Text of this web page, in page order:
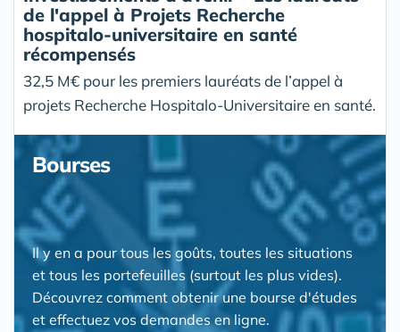
de l'appel à Projets Recherche
hospitalo-universitaire en santé
récompensés
32,5 M€ pour les premiers lauréats de l’appel à
projets Recherche Hospitalo-Universitaire en santé.
Bourses
Il y en a pour tous les goûts, toutes les situations
et tous les portefeuilles (surtout les plus vides).
Découvrez comment obtenir une bourse d'études
et effectuez vos demandes en ligne.